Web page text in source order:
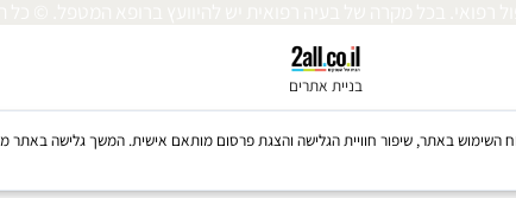
הצהרת נגישות
בכל מקרה של בעיה רפואית יש להיוועץ ברופא המטפל. © כל
בניית אתרים